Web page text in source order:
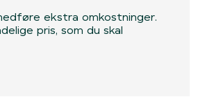
ekstra omkostninger.
pris, som du skal